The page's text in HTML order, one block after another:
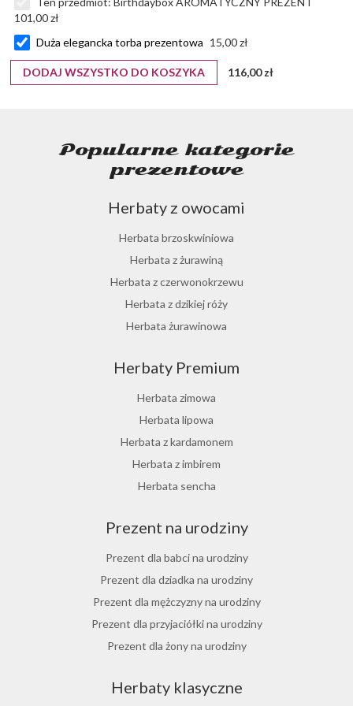
101,00 zł
Duża elegancka torba prezentowa 15,00 zł
DODAJ WSZYSTKO DO KOSZYKA 116,00 zł
Popularne kategorie
prezentowe
Herbaty z owocami
Herbata brzoskwiniowa
Herbata z żurawiną
Herbata z czerwonokrzewu
Herbata z dzikiej róży
Herbata żurawinowa
Ostrokrzew paragwajski
Hibiskus herbata
Herbata różana
Herbata z lukrecji
Herbata z rokitnika
Herbata jesienna
Herbaty Premium
Herbata zimowa
Herbata lipowa
Herbata z kardamonem
Herbata z imbirem
Herbata sencha
Herbata jaśminowa
Herbata jasminowa
Herbata rumiankowa
Koper włoski herbata
Herbata z goździkami
Herbata z cynamonem
Prezent na urodziny
Prezent dla babci na urodziny
Prezent dla dziadka na urodziny
Prezent dla mężczyzny na urodziny
Prezent dla przyjaciółki na urodziny
Prezent dla żony na urodziny
Prezent dla dziewczyny na urodziny
Herbaty klasyczne